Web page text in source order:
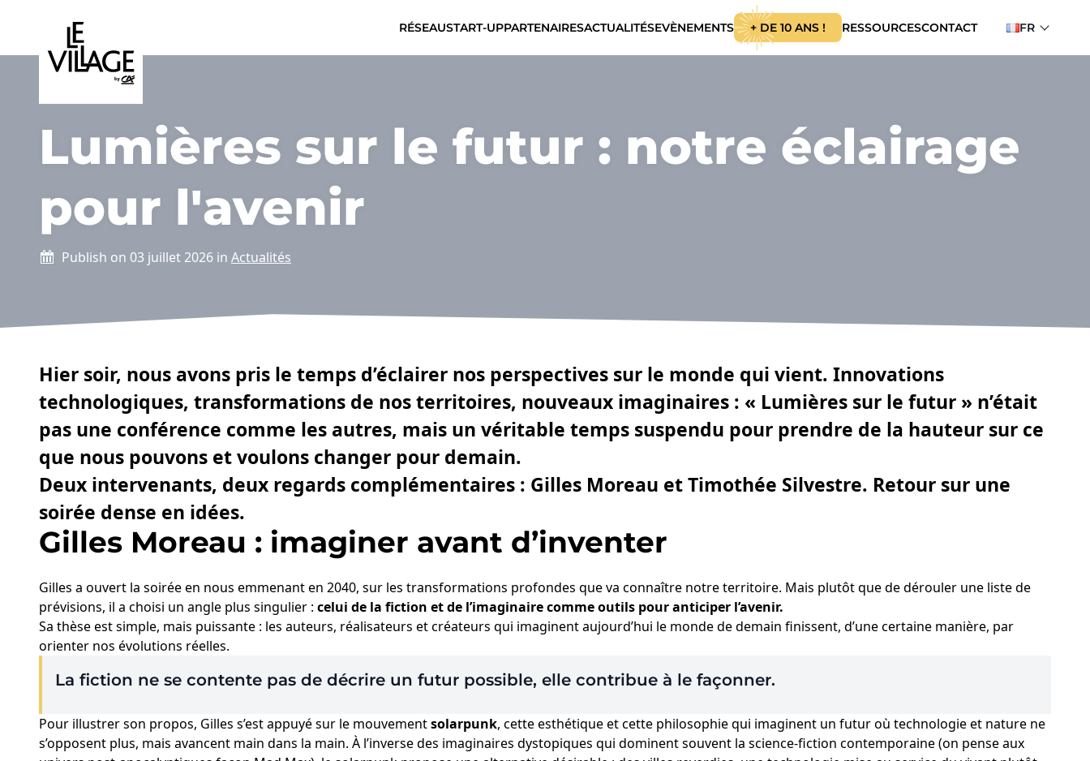
Aller au contenu
RÉSEAUSTART-UPPARTENAIRESACTUALITÉSEVÈNEMENTS + DE 10 ANS ! RESSOURCESCONTACT FR
Français
Lumières sur le futur : notre éclairage
pour l'avenir
Publish on 03 juillet 2026 in Actualités
Hier soir, nous avons pris le temps d’éclairer nos perspectives sur le monde qui vient. Innovations
technologiques, transformations de nos territoires, nouveaux imaginaires : « Lumières sur le futur » n’était
pas une conférence comme les autres, mais un véritable temps suspendu pour prendre de la hauteur sur ce
que nous pouvons et voulons changer pour demain.
Deux intervenants, deux regards complémentaires : Gilles Moreau etTimothée Silvestre. Retour sur une
soirée dense en idées.
Gilles Moreau : imaginer avant d’inventer
Gilles a ouvert la soirée en nous emmenant en 2040, sur les transformations profondes que va connaître notre territoire. Mais plutôt que de dérouler une liste de
prévisions, il a choisi un angle plus singulier : celui de la fiction et de l’imaginaire comme outils pour anticiper l’avenir.
Sa thèse est simple, mais puissante : les auteurs, réalisateurs et créateurs qui imaginent aujourd’hui le monde de demain finissent, d’une certaine manière, par
orienter nos évolutions réelles.
La fiction ne se contente pas de décrire un futur possible, elle contribue à le façonner.
Pour illustrer son propos, Gilles s’est appuyé sur le mouvementsolarpunk, cette esthétique et cette philosophie qui imaginent un futur où technologie et nature ne
s’opposent plus, mais avancent main dans la main. À l’inverse des imaginaires dystopiques qui dominent souvent la science-fiction contemporaine (on pense aux